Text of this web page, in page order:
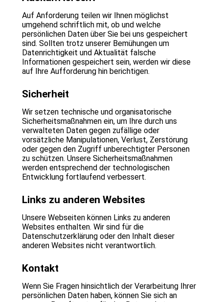
Auf Anforderung teilen wir Ihnen möglichst
umgehend schriftlich mit, ob und welche
persönlichen Daten über Sie bei uns gespeichert
sind. Sollten trotz unserer Bemühungen um
Datenrichtigkeit und Aktualität falsche
Informationen gespeichert sein, werden wir diese
auf Ihre Aufforderung hin berichtigen.
Sicherheit
Wir setzen technische und organisatorische
Sicherheitsmaßnahmen ein, um Ihre durch uns
verwalteten Daten gegen zufällige oder
vorsätzliche Manipulationen, Verlust, Zerstörung
oder gegen den Zugriff unberechtigter Personen
zu schützen. Unsere Sicherheitsmaßnahmen
werden entsprechend der technologischen
Entwicklung fortlaufend verbessert.
Links zu anderen Websites
Unsere Webseiten können Links zu anderen
Websites enthalten. Wir sind für die
Datenschutzerklärung oder den Inhalt dieser
anderen Websites nicht verantwortlich.
Kontakt
Wenn Sie Fragen hinsichtlich der Verarbeitung Ihrer
persönlichen Daten haben, können Sie sich an